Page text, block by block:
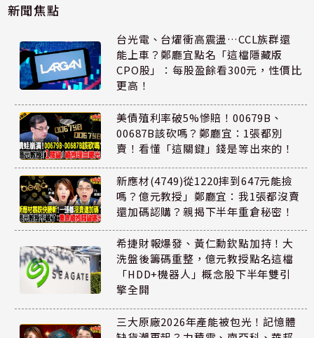
新聞焦點
台光電、台燿衝高震盪…CCL族群還
能上車？鄭廳宜點名「這檔隱藏版
CPO股」：每股盈餘看300元，性價比
更高！
美債殖利率破5%慘賠！00679B、
00687B該砍嗎？鄭廳宜：1張都別
賣！看懂「這關鍵」錢是等出來的！
新應材(4749)從1220摔到647元能撿
嗎？億元教授」鄭廳宜：我1張都沒賣
還加碼認購？親揭下半年重倉秘密！
希捷財報爆發、黃仁勳欽點加持！大
洗盤後籌碼重整，億元教授點名這檔
「HDD+機器人」概念股下半年雙引
擎全開
三大原廠2026年產能被包光！記憶體